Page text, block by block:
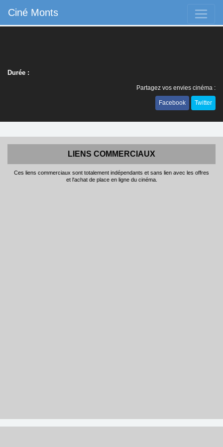
Ciné Monts
Durée :
Partagez vos envies cinéma :
Facebook Twitter
LIENS COMMERCIAUX
Ces liens commerciaux sont totalement indépendants et sans lien avec les offres
et l'achat de place en ligne du cinéma.